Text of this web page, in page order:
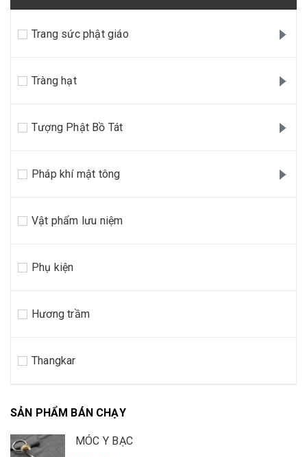
Trang sức phật giáo
Tràng hạt
Tượng Phật Bồ Tát
Pháp khí mật tông
Vật phẩm lưu niệm
Phụ kiện
Hương trầm
Thangkar
SẢN PHẨM BÁN CHẠY
MÓC Y BẠC